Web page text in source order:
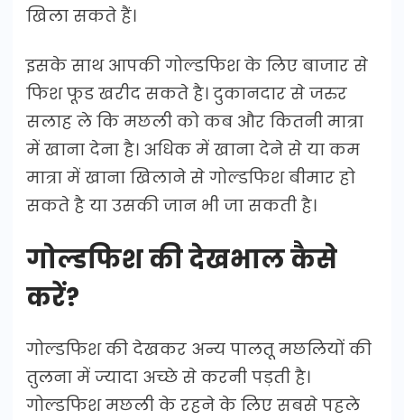
खिला सकते हैं।
इसके साथ आपकी गोल्डफिश के लिए बाजार से
फिश फूड खरीद सकते है। दुकानदार से जरुर
सलाह ले कि मछली को कब और कितनी मात्रा
में खाना देना है। अधिक में खाना देने से या कम
मात्रा में खाना खिलाने से गोल्डफिश बीमार हो
सकते है या उसकी जान भी जा सकती है।
गोल्डफिश की देखभाल कैसे
करें?
गोल्डफिश की देखकर अन्य पालतू मछलियों की
तुलना में ज्यादा अच्छे से करनी पड़ती है।
गोल्डफिश मछली के रहने के लिए सबसे पहले